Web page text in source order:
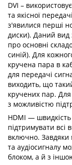
DVI –
та якісної
з'явилися перші
диски). Даний вид
про основні
синій). Для
кручена пара в
для передачі
виходить, що
кручених пар. Для
з можливістю
HDMI —
підтримувати всі
включно. Завдяки
та аудіосигналу
блоком, а й з